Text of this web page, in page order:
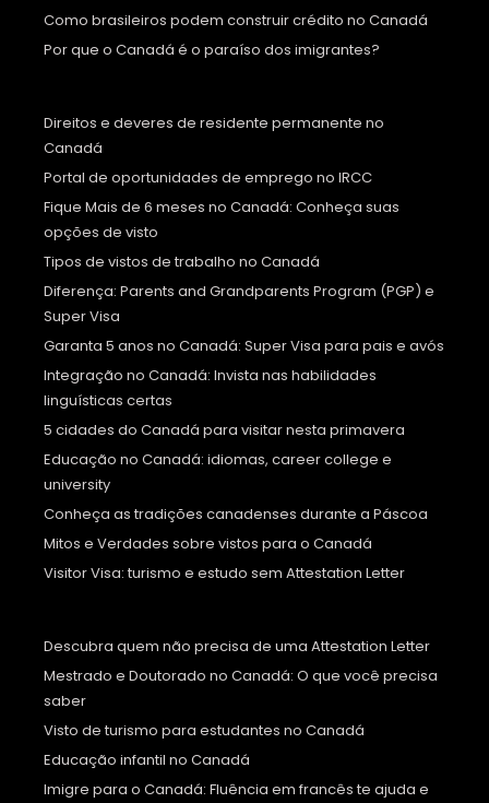
Como brasileiros podem construir crédito no Canadá
Por que o Canadá é o paraíso dos imigrantes?
Direitos e deveres de residente permanente no
Canadá
Portal de oportunidades de emprego no IRCC
Fique Mais de 6 meses no Canadá: Conheça suas
opções de visto
Tipos de vistos de trabalho no Canadá
Diferença: Parents and Grandparents Program (PGP) e
Super Visa
Garanta 5 anos no Canadá: Super Visa para pais e avós
Integração no Canadá: Invista nas habilidades
linguísticas certas
5 cidades do Canadá para visitar nesta primavera
Educação no Canadá: idiomas, career college e
university
Conheça as tradições canadenses durante a Páscoa
Mitos e Verdades sobre vistos para o Canadá
Visitor Visa: turismo e estudo sem Attestation Letter
Descubra quem não precisa de uma Attestation Letter
Mestrado e Doutorado no Canadá: O que você precisa
saber
Visto de turismo para estudantes no Canadá
Educação infantil no Canadá
Imigre para o Canadá: Fluência em francês te ajuda e